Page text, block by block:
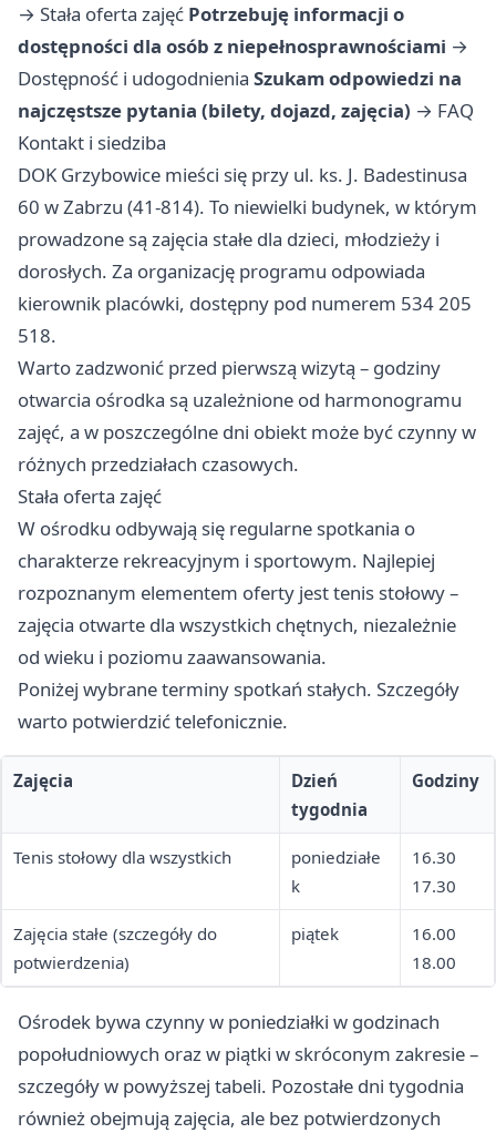
→ Stała oferta zajęć Potrzebuję informacji o
dostępności dla osób z niepełnosprawnościami →
Dostępność i udogodnienia Szukam odpowiedzi na
najczęstsze pytania (bilety, dojazd, zajęcia) → FAQ
Kontakt i siedziba
DOK Grzybowice mieści się przy ul. ks. J. Badestinusa
60 w Zabrzu (41-814). To niewielki budynek, w którym
prowadzone są zajęcia stałe dla dzieci, młodzieży i
dorosłych. Za organizację programu odpowiada
kierownik placówki, dostępny pod numerem 534 205
518.
Warto zadzwonić przed pierwszą wizytą – godziny
otwarcia ośrodka są uzależnione od harmonogramu
zajęć, a w poszczególne dni obiekt może być czynny w
różnych przedziałach czasowych.
Stała oferta zajęć
W ośrodku odbywają się regularne spotkania o
charakterze rekreacyjnym i sportowym. Najlepiej
rozpoznanym elementem oferty jest tenis stołowy –
zajęcia otwarte dla wszystkich chętnych, niezależnie
od wieku i poziomu zaawansowania.
Poniżej wybrane terminy spotkań stałych. Szczegóły
warto potwierdzić telefonicznie.
Zajęcia
Dzień
tygodnia
Godziny
Tenis stołowy dla wszystkich
poniedziałe
k
16.30
17.30
Zajęcia stałe (szczegóły do
potwierdzenia)
piątek
16.00
18.00
Ośrodek bywa czynny w poniedziałki w godzinach
popołudniowych oraz w piątki w skróconym zakresie –
szczegóły w powyższej tabeli. Pozostałe dni tygodnia
również obejmują zajęcia, ale bez potwierdzonych